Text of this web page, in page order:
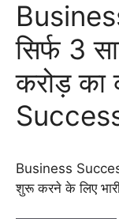
सिर्फ 3
करोड़ का
Business
शुरू करने के लिए